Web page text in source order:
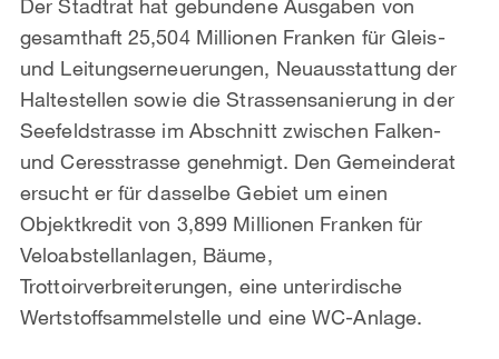
Der Stadtrat hat gebundene Ausgaben von
gesamthaft 25,504 Millionen Franken für Gleis-
und Leitungserneuerungen, Neuausstattung der
Haltestellen sowie die Strassensanierung in der
Seefeldstrasse im Abschnitt zwischen Falken-
und Ceresstrasse genehmigt. Den Gemeinderat
ersucht er für dasselbe Gebiet um einen
Objektkredit von 3,899 Millionen Franken für
Veloabstellanlagen, Bäume,
Trottoirverbreiterungen, eine unterirdische
Wertstoffsammelstelle und eine WC-Anlage.